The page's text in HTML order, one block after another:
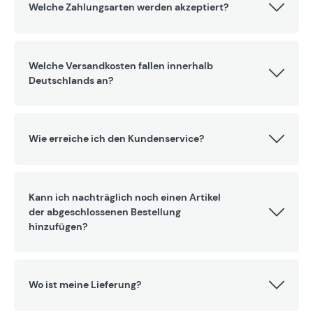
Welche Zahlungsarten werden akzeptiert?
Welche Versandkosten fallen innerhalb
Deutschlands an?
Wie erreiche ich den Kundenservice?
Kann ich nachträglich noch einen Artikel
der abgeschlossenen Bestellung
hinzufügen?
Wo ist meine Lieferung?